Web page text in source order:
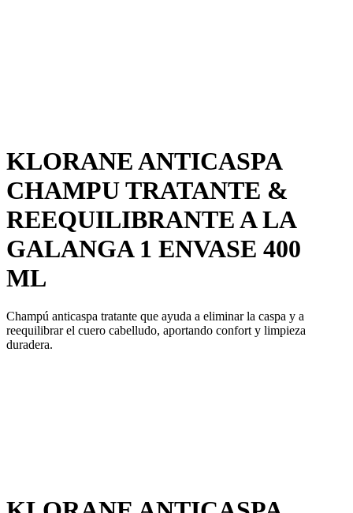
KLORANE ANTICASPA
CHAMPU TRATANTE &
REEQUILIBRANTE A LA
GALANGA 1 ENVASE 400
ML
Champú anticaspa tratante que ayuda a eliminar la caspa y a
reequilibrar el cuero cabelludo, aportando confort y limpieza
duradera.